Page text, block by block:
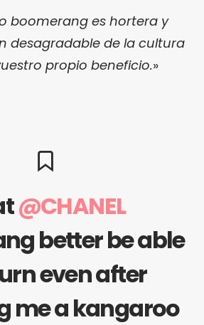
boomerang es hortera y
desagradable de la cultura
propio beneficio.»
@CHANEL
better be able
even after
me a kangaroo